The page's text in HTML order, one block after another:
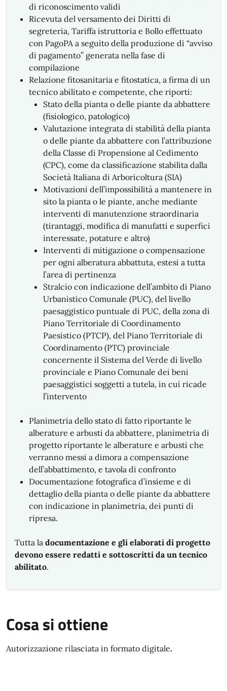
di riconoscimento validi
Ricevuta del versamento dei Diritti di
segreteria, Tariffa istruttoria e Bollo effettuato
con PagoPA a seguito della produzione di “avviso
di pagamento” generata nella fase di
compilazione
Relazione fitosanitaria e fitostatica, a firma di un
tecnico abilitato e competente, che riporti:
Stato della pianta o delle piante da abbattere
(fisiologico, patologico)
Valutazione integrata di stabilità della pianta
o delle piante da abbattere con l’attribuzione
della Classe di Propensione al Cedimento
(CPC), come da classificazione stabilita dalla
Società Italiana di Arboricoltura (SIA)
Motivazioni dell’impossibilità a mantenere in
sito la pianta o le piante, anche mediante
interventi di manutenzione straordinaria
(tirantaggi, modifica di manufatti e superfici
interessate, potature e altro)
Interventi di mitigazione o compensazione
per ogni alberatura abbattuta, estesi a tutta
l’area di pertinenza
Stralcio con indicazione dell’ambito di Piano
Urbanistico Comunale (PUC), del livello
paesaggistico puntuale di PUC, della zona di
Piano Territoriale di Coordinamento
Paesistico (PTCP), del Piano Territoriale di
Coordinamento (PTC) provinciale
concernente il Sistema del Verde di livello
provinciale e Piano Comunale dei beni
paesaggistici soggetti a tutela, in cui ricade
l’intervento
Planimetria dello stato di fatto riportante le
alberature e arbusti da abbattere, planimetria di
progetto riportante le alberature e arbusti che
verranno messi a dimora a compensazione
dell’abbattimento, e tavola di confronto
Documentazione fotografica d’insieme e di
dettaglio della pianta o delle piante da abbattere
con indicazione in planimetria, dei punti di
ripresa.
Tutta la documentazione e gli elaborati di progetto
devono essere redatti e sottoscritti da un tecnico
abilitato.
Cosa si ottiene
Autorizzazione rilasciata in formato digitale.